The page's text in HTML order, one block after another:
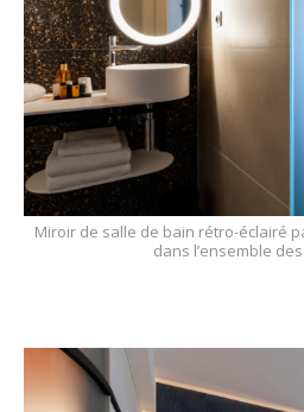
Miroir de salle de bain rétro-éclairé
dans l’ensemble